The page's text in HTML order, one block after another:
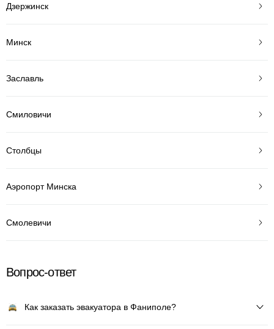
Дзержинск
Минск
Заславль
Смиловичи
Столбцы
Аэропорт Минска
Смолевичи
Вопрос-ответ
Как заказать эвакуатора в Фаниполе?